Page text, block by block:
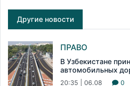
Другие новости
ПРАВО
В Узбекистане
автомобильных
20:35 | 06.08 0